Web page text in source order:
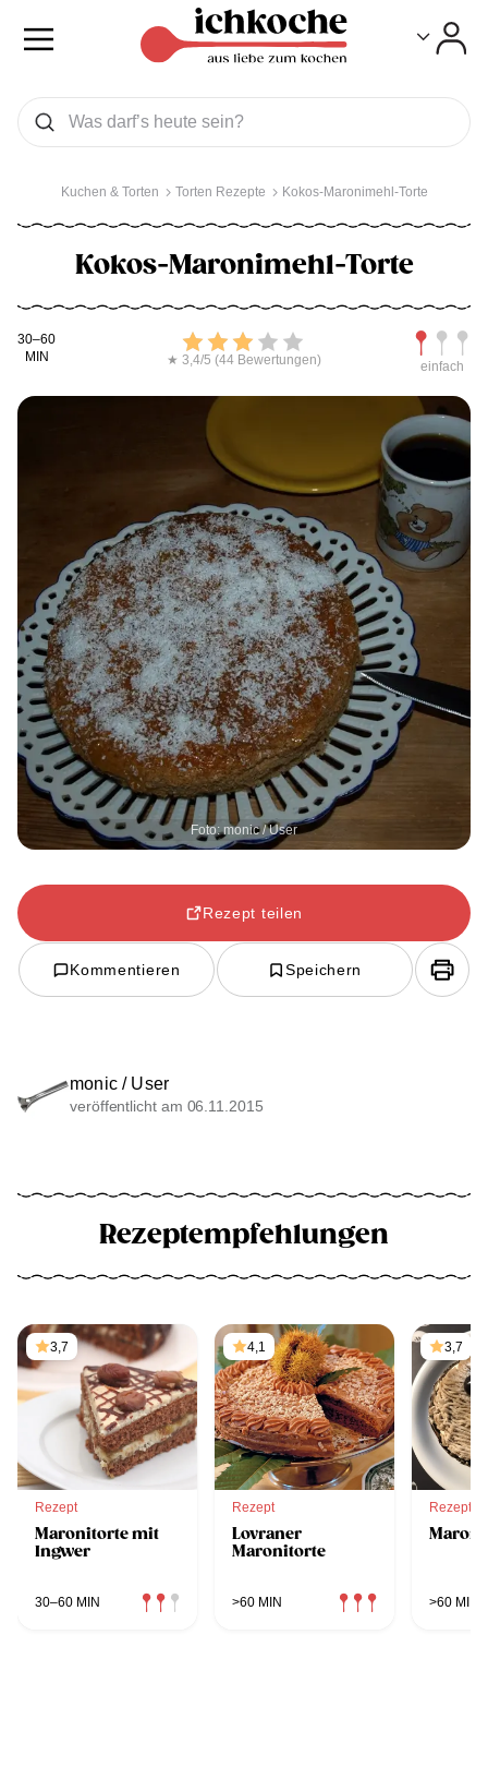
Was wollen Sie suchen
Suchen
Kuchen & Torten Torten Rezepte Kokos-Maronimehl-Torte
Kokos-Maronimehl-Torte
Kochdauer
30–60
MIN
Bewerten
★ 3,4/5 (44 Bewertungen) einfach
Foto: monic / User
Rezept teilen
Kommentieren Speichern
monic / User
veröffentlicht am 06.11.2015
Rezeptempfehlungen
3,7
Rezept
Maronitorte mit
Ingwer
30–60 MIN
4,1
Rezept
Lovraner
Maronitorte
>60 MIN
3,7
Rezept
>60 MIN